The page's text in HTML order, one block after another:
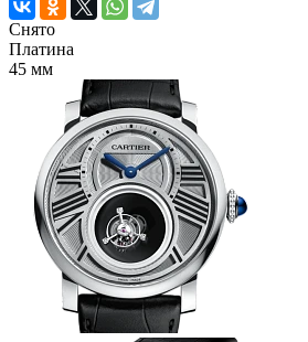
Снято
Платина
45 мм